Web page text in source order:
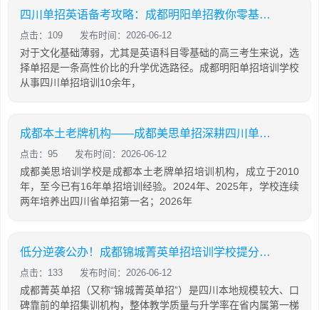
四川单招英语备考攻略：成都明阳单招教你零基础也能有效提分
点击：109 发布时间：2026-06-12
对于文化基础薄弱，尤其是英语科目零基础的高三考生来说，选
择单招是一条高性价比的升学优选路径。成都明阳单招培训学校
从事四川单招培训10余年，
成都本土老牌机构——成都美思单招深耕四川单招16年，助力学生录取公办院校！
点击：95 发布时间：2026-06-12
成都美思培训学校是成都本土老牌单招培训机构，成立于2010
年，至今已有16年单招培训经验。2024年、2025年，学校连续
两年培养出四川省单招第一名；2026年
低分逆袭公办！成都锦城菁英单招培训学校提分攻略
点击：133 发布时间：2026-06-12
成都菁英单招（又称“锦城菁英单招”）是四川本地规模较大、口
碑靠前的单招集训机构，整体教学质量与升学率在省内属第一梯